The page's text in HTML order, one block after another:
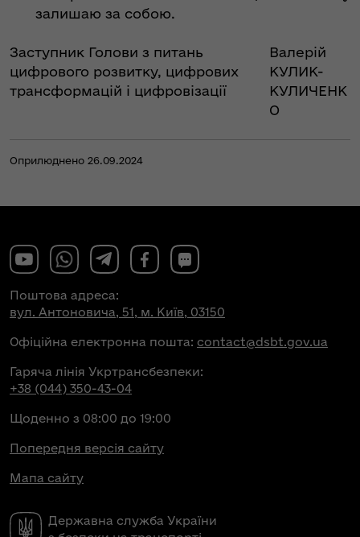
залишаю за собою.
Заступник Голови з питань
цифрового розвитку, цифрових
трансформацій і цифровізації
Валерій
КУЛИК-
КУЛИЧЕНК
О
Оприлюднено 26.09.2024
Державна служба України
Поштова адреса:
вул. Антоновича, 51, м. Київ, 03150
Офіційна електронна пошта: contact@dsbt.gov.ua
Гаряча лінія Укртрансбезпеки:
+38 (044) 350-43-04
Щоденно з 08:00 до 19:00
Попередня версія сайту
Мапа сайту